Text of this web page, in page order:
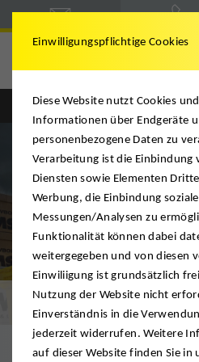
Einwilligungspflichtige Cookies
Diese Website nutzt Cookies
Informationen über Endgeräte
personenbezogene Daten zu
Verarbeitung ist die
Diensten sowie Elementen
Werbung, die Einbindung
Messungen/Analysen zu
Funktionalität können dabei
weitergegeben und von diesen
Einwiliigung ist grundsätzlich
Nutzung der Website nicht
Einverständnis in die
jederzeit widerrufen. Weitere
auf dieser Website finden Sie in